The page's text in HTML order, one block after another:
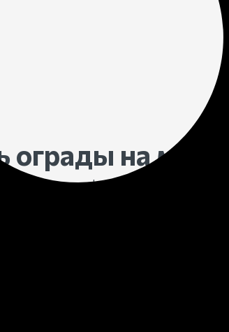
ограды на
в Новом